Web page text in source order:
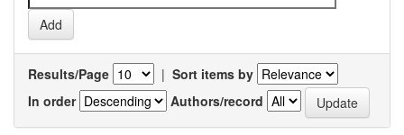
Results/Page | Sort items by
In order
Authors/record